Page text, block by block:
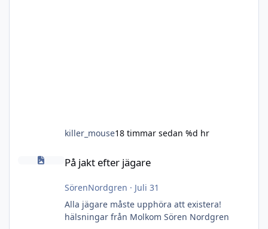
killer_mouse18 timmar sedan %d hr
På jakt efter jägare
På jakt efter jägare
SörenNordgren · Juli 31
Alla jägare måste upphöra att existera!
hälsningar från Molkom Sören Nordgren